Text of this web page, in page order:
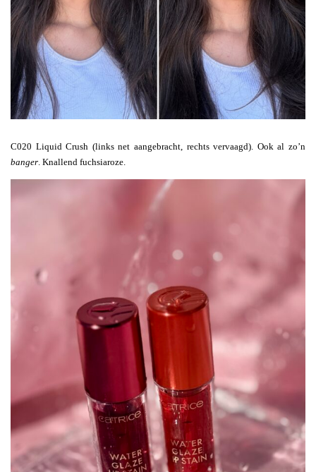
C020 Liquid Crush (links net aangebracht, rechts vervaagd). Ook al zo’n
banger. Knallend fuchsiaroze.